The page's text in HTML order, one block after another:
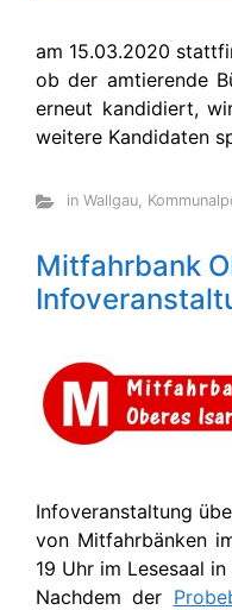
am 15.03.2020
ob der amtierende
erneut kandidiert,
weitere Kandidaten
in Wallgau,
Mitfahrbank
Infoveranstaltung
von Mitfahrbänken
19 Uhr im Lesesaal in
Nachdem der